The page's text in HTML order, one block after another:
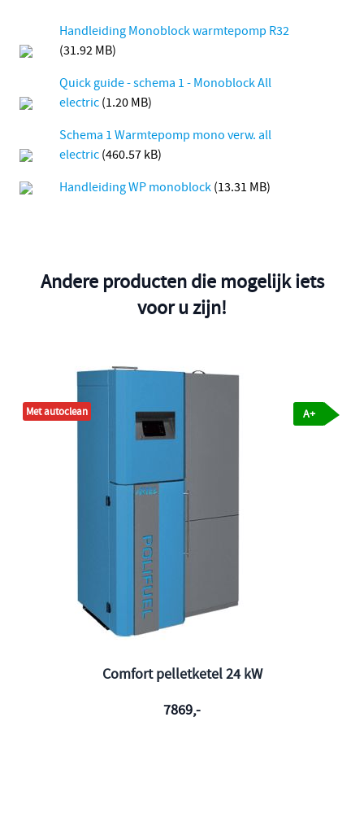
Handleiding Monoblock warmtepomp R32
(31.92 MB)
Quick guide - schema 1 - Monoblock All
electric (1.20 MB)
Schema 1 Warmtepomp mono verw. all
electric (460.57 kB)
Handleiding WP monoblock (13.31 MB)
Andere producten die mogelijk iets
voor u zijn!
Met autoclean A+
Comfort pelletketel 24 kW
7869,-